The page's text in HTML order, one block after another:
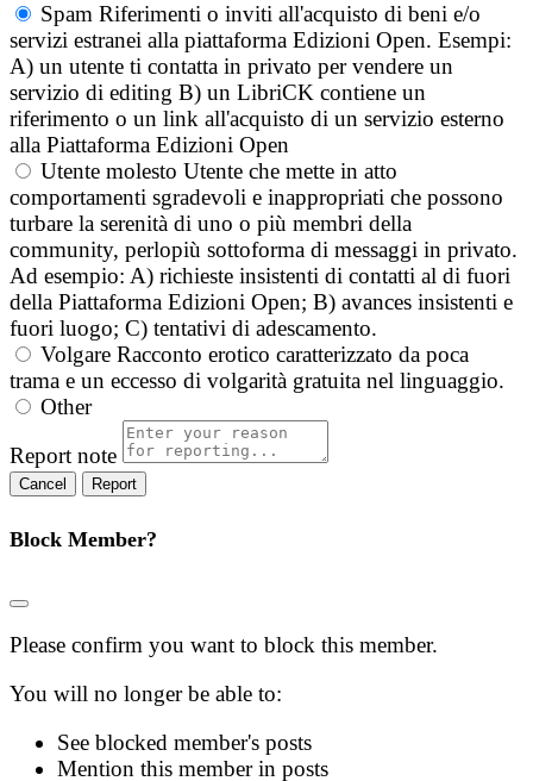
Spam Riferimenti o inviti all'acquisto di beni e/o
servizi estranei alla piattaforma Edizioni Open. Esempi:
A) un utente ti contatta in privato per vendere un
servizio di editing B) un LibriCK contiene un
riferimento o un link all'acquisto di un servizio esterno
alla Piattaforma Edizioni Open
Utente molesto Utente che mette in atto
comportamenti sgradevoli e inappropriati che possono
turbare la serenità di uno o più membri della
community, perlopiù sottoforma di messaggi in privato.
Ad esempio: A) richieste insistenti di contatti al di fuori
della Piattaforma Edizioni Open; B) avances insistenti e
fuori luogo; C) tentativi di adescamento.
Volgare Racconto erotico caratterizzato da poca
trama e un eccesso di volgarità gratuita nel linguaggio.
Other
Report note
Report
Block Member?
Please confirm you want to block this member.
You will no longer be able to:
See blocked member's posts
Mention this member in posts